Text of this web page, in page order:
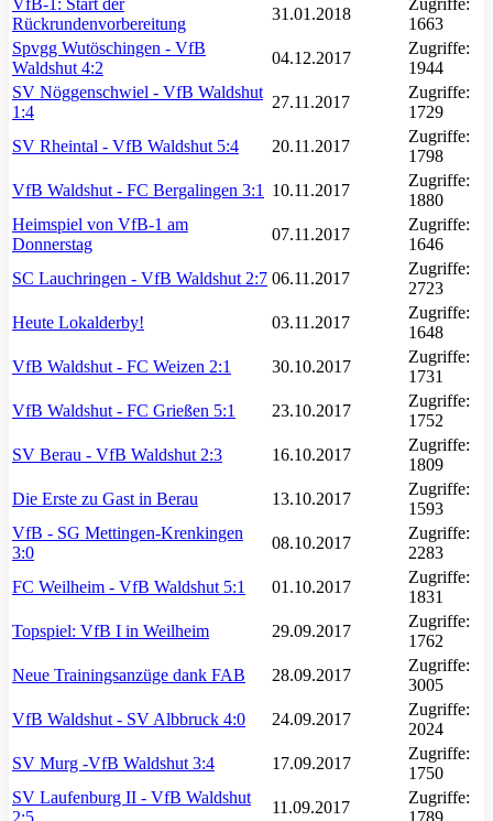
VfB-1: Start der
Rückrundenvorbereitung
31.01.2018
Zugriffe:
1663
Spvgg Wutöschingen - VfB
Waldshut 4:2
04.12.2017
Zugriffe:
1944
SV Nöggenschwiel - VfB Waldshut
1:4
27.11.2017
Zugriffe:
1729
SV Rheintal - VfB Waldshut 5:4
20.11.2017
Zugriffe:
1798
VfB Waldshut - FC Bergalingen 3:1 10.11.2017
Zugriffe:
1880
Heimspiel von VfB-1 am
Donnerstag
07.11.2017
Zugriffe:
1646
SC Lauchringen - VfB Waldshut 2:7 06.11.2017
Zugriffe:
2723
Heute Lokalderby!
03.11.2017
Zugriffe:
1648
VfB Waldshut - FC Weizen 2:1
30.10.2017
Zugriffe:
1731
VfB Waldshut - FC Grießen 5:1
23.10.2017
Zugriffe:
1752
SV Berau - VfB Waldshut 2:3
16.10.2017
Zugriffe:
1809
Die Erste zu Gast in Berau
13.10.2017
Zugriffe:
1593
VfB - SG Mettingen-Krenkingen
3:0
08.10.2017
Zugriffe:
2283
FC Weilheim - VfB Waldshut 5:1
01.10.2017
Zugriffe:
1831
Topspiel: VfB I in Weilheim
29.09.2017
Zugriffe:
1762
Neue Trainingsanzüge dank FAB
28.09.2017
Zugriffe:
3005
VfB Waldshut - SV Albbruck 4:0
24.09.2017
Zugriffe:
2024
SV Murg -VfB Waldshut 3:4
17.09.2017
Zugriffe:
1750
SV Laufenburg II - VfB Waldshut
11.09.2017
Zugriffe: